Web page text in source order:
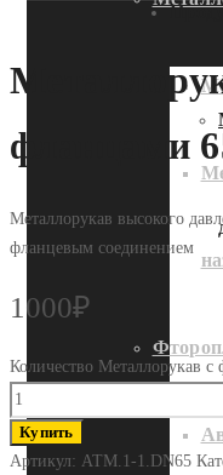
фланцами
Металлорукав высокого
фланцевым соединением
1000₽
Количество Металлорукав
Купить
Артикул: АТМ.1-1.DN65